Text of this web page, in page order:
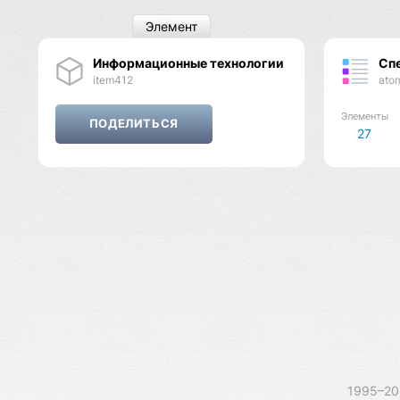
Информационные технологии
item412
Элемент
Элементы
27